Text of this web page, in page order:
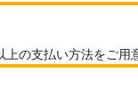
の支払い方法をご用